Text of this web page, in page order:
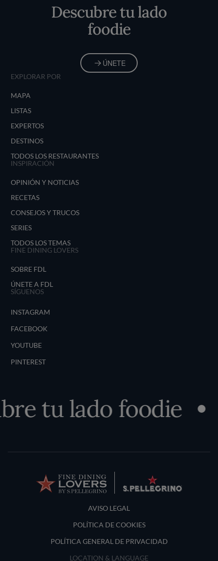
Descubre tu lado
foodie
ÚNETE
EXPLORAR POR
MAPA
LISTAS
EXPERTOS
DESTINOS
TODOS LOS RESTAURANTES
INSPIRACIÓN
OPINIÓN Y NOTICIAS
RECETAS
CONSEJOS Y TRUCOS
SERIES
TODOS LOS TEMAS
FINE DINING LOVERS
SOBRE FDL
ÚNETE A FDL
SÍGUENOS
INSTAGRAM
FACEBOOK
YOUTUBE
PINTEREST
tu lado foodie
Terms and Conditions
AVISO LEGAL
POLÍTICA DE COOKIES
POLÍTICA GENERAL DE PRIVACIDAD
LOCATION & LANGUAGE